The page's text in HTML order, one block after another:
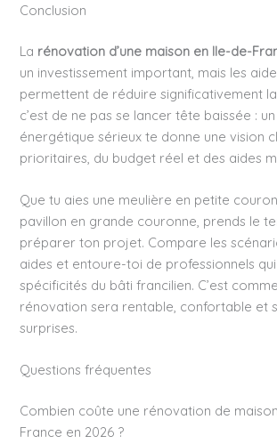
Conclusion
La rénovation d’une maison en Ile-de-
un investissement important, mais les
permettent de réduire significativement la
c’est de ne pas se lancer tête baissée :
énergétique sérieux te donne une vision
prioritaires, du budget réel et des aides
Que tu aies une meulière en petite
pavillon en grande couronne, prends le
préparer ton projet. Compare les
aides et entoure-toi de professionnels
spécificités du bâti francilien. C’est
rénovation sera rentable, confortable et
surprises.
Questions fréquentes
Combien coûte une rénovation de
France en 2026 ?